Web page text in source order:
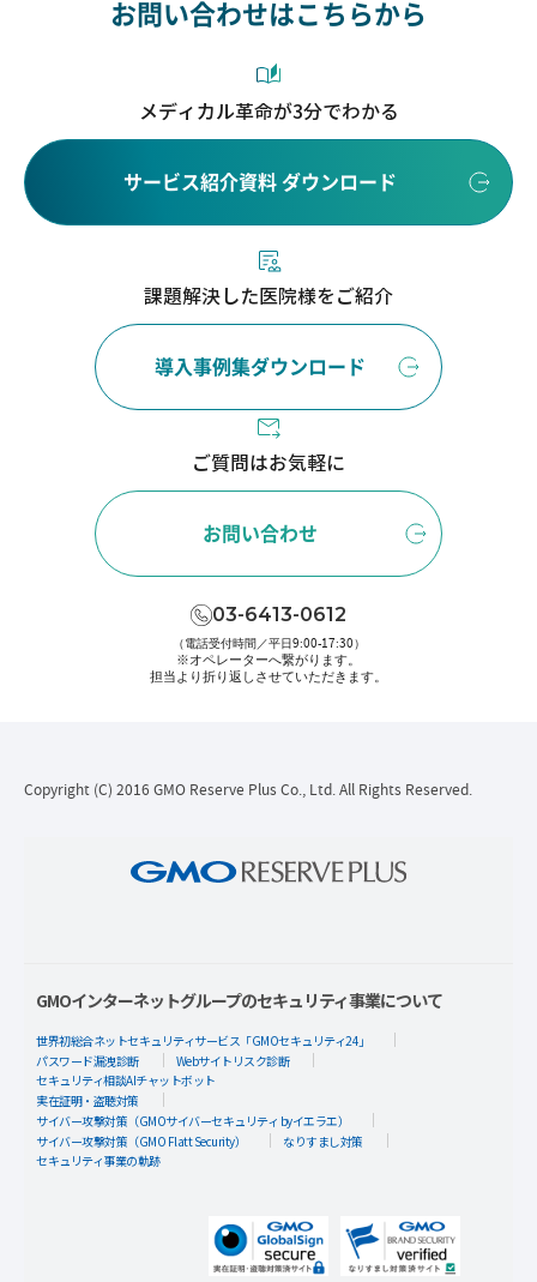
お問い合わせはこちらから
メディカル革命が3分でわかる
サービス紹介資料 ダウンロード
課題解決した医院様をご紹介
導入事例集ダウンロード
ご質問はお気軽に
お問い合わせ
03-6413-0612
（電話受付時間／平日9:00-17:30）
※オペレーターへ繋がります。
担当より折り返しさせていただきます。
Copyright (C) 2016 GMO Reserve Plus Co., Ltd. All Rights Reserved.
GMOインターネットグループのセキュリティ事業について
世界初総合ネットセキュリティサービス「GMOセキュリティ24」
パスワード漏洩診断
Webサイトリスク診断
セキュリティ相談AIチャットボット
実在証明・盗聴対策
サイバー攻撃対策（GMOサイバーセキュリティ byイエラエ）
サイバー攻撃対策（GMO Flatt Security）
なりすまし対策
セキュリティ事業の軌跡